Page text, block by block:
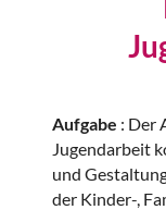
Aufgabe : Der
Jugendarbeit
und
der Kinder-,